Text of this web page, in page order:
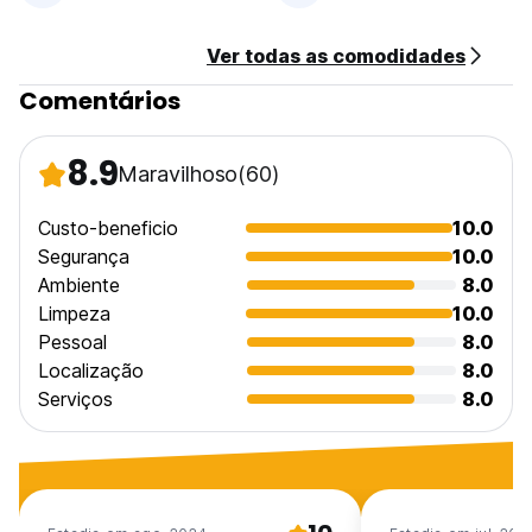
caminho de reboque do Rio Lagan e o Centro de Boas-
Vindas da Queen's University. (Auto-translated from original
language)
Ver todas as comodidades
Comentários
8.9Maravilhoso(60)
Custo-beneficio
10.0
Segurança
10.0
Ambiente
8.0
Limpeza
10.0
Pessoal
8.0
Localização
8.0
Serviços
8.0